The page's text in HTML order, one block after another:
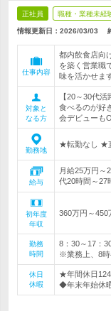
正社員 職種・業種未経
情報更新日：2026/03/03
仕事内容
都内飲食店向
を築く営業職
味を活かせま
対象と
なる方
【20～30代
食べるのが好
会デビューも
勤務地
★転勤なし ★
給与
月給25万円～
代20時間～27
初年度
年収
360万円～450
勤務
時間
8：30～17：
※業務上、8時
休日
休暇
★年間休日
◆年末年始休